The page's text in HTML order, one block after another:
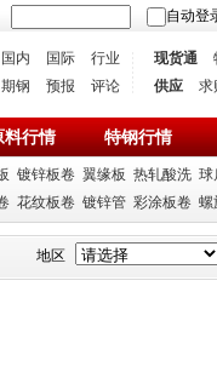
自动登
国内 国际
行业
期钢 预报 评论
现货通
供应
求
料行情 特钢行情
镀锌板卷 翼缘板 热轧酸洗 球
花纹板卷 镀锌管 彩涂板卷 螺
地区